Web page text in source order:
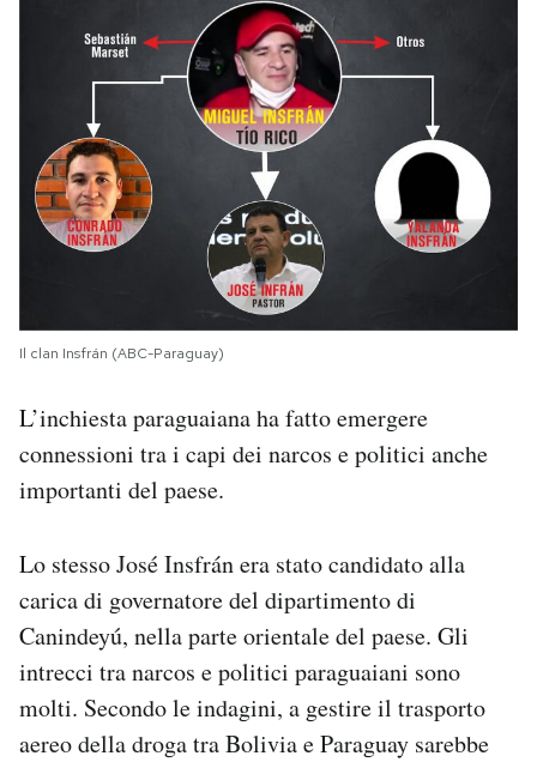
Il clan Insfrán (ABC-Paraguay)
L’inchiesta paraguaiana ha fatto emergere
connessioni tra i capi dei narcos e politici anche
importanti del paese.
Lo stesso José Insfrán era stato candidato alla
carica di governatore del dipartimento di
Canindeyú, nella parte orientale del paese. Gli
intrecci tra narcos e politici paraguaiani sono
molti. Secondo le indagini, a gestire il trasporto
aereo della droga tra Bolivia e Paraguay sarebbe